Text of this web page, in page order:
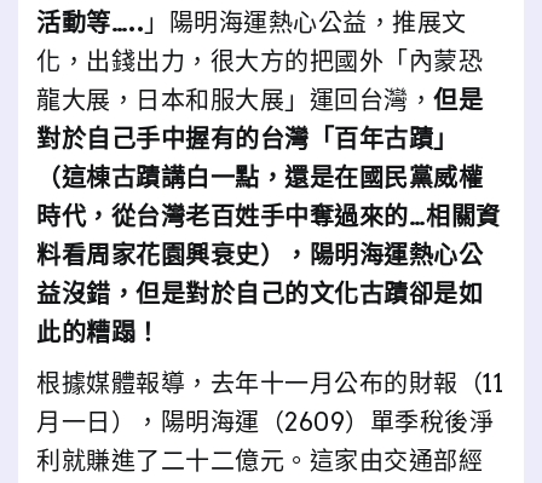
活動等….. 」陽明海運熱心公益，推展文
化，出錢出力，很大方的把國外「內蒙恐
龍大展，日本和服大展」運回台灣， 但是
對於自己手中握有的台灣「百年古蹟」
（這棟古蹟講白一點，還是在國民黨威權
時代，從台灣老百姓手中奪過來的…相關資
料看周家花園興衰史），陽明海運熱心公
益沒錯，但是對於自己的文化古蹟卻是如
此的糟蹋！
根據媒體報導，去年十一月公布的財報（11
月一日），陽明海運（2609）單季稅後淨
利就賺進了二十二億元。這家由交通部經